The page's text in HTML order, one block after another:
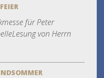
für Peter
von Herrn